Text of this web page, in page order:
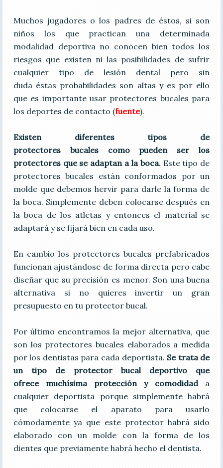
Muchos jugadores o los padres de éstos, si son
niños los que practican una determinada
modalidad deportiva no conocen bien todos los
riesgos que existen ni las posibilidades de sufrir
cualquier tipo de lesión dental pero sin
duda éstas probabilidades son altas y es por ello
que es importante usar protectores bucales para
los deportes de contacto (fuente).
Existen diferentes tipos de
protectores bucales como pueden ser los
protectores que se adaptan a la boca.Este tipo de
protectores bucales están conformados por un
molde que debemos hervir para darle la forma de
la boca. Simplemente deben colocarse después en
la boca de los atletas y entonces el material se
adaptará y se fijará bien en cada uso.
En cambio los protectores bucales prefabricados
funcionan ajustándose de forma directa pero cabe
diseñar que su precisión es menor. Son una buena
alternativa si no quieres invertir un gran
presupuesto en tu protector bucal.
Por último encontramos la mejor alternativa, que
son los protectores bucales elaborados a medida
por los dentistas para cada deportista. Se trata de
un tipo de protector bucal deportivo que
ofrece muchísima protección y comodidad a
cualquier deportista porque simplemente habrá
que colocarse el aparato para usarlo
cómodamente ya que este protector habrá sido
elaborado con un molde con la forma de los
dientes que previamente habrá hecho el dentista.